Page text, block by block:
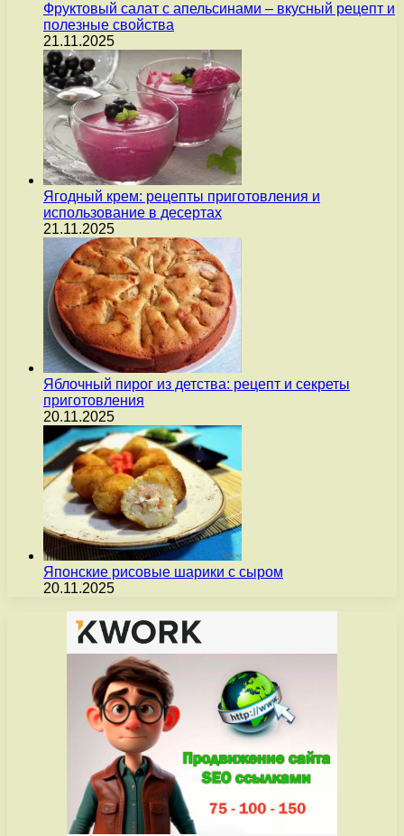
Фруктовый салат с апельсинами – вкусный рецепт и
полезные свойства
21.11.2025
Ягодный крем: рецепты приготовления и
использование в десертах
21.11.2025
Яблочный пирог из детства: рецепт и секреты
приготовления
20.11.2025
Японские рисовые шарики с сыром
20.11.2025